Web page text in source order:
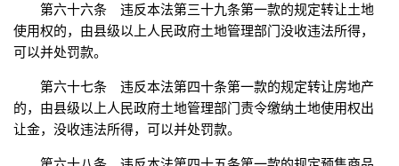
第六十六条 违反本法第三十九条第一款的规定转让土地
使用权的，由县级以上人民政府土地管理部门没收违法所得，
可以并处罚款。
第六十七条 违反本法第四十条第一款的规定转让房地产
的，由县级以上人民政府土地管理部门责令缴纳土地使用权出
让金，没收违法所得，可以并处罚款。